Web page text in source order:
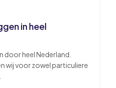
in heel
door heel Nederland.
wij voor zowel particuliere